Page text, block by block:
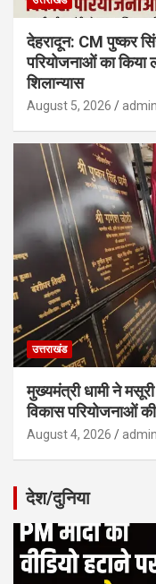
देहरादून: CM पुष्कर
परियोजनाओं का किया
शिलान्यास
August 5, 2026
उत्तराखंड
मुख्यमंत्री धामी ने
विकास परियोजनाओं
August 4, 2026
देश/दुनिया